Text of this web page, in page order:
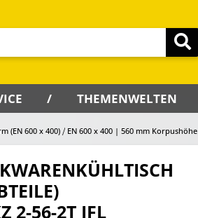
THEMENWELTEN
(EN 600 x 400) EN 600 x 400 | 560 mm Korpushöhe
2-56-2T IFL